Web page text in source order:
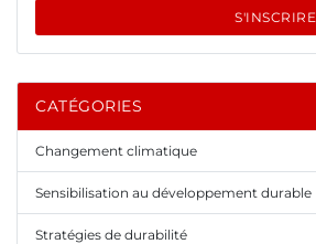
S'INSCRIRE
CATÉGORIES
Changement climatique
Sensibilisation au développement durable
Stratégies de durabilité